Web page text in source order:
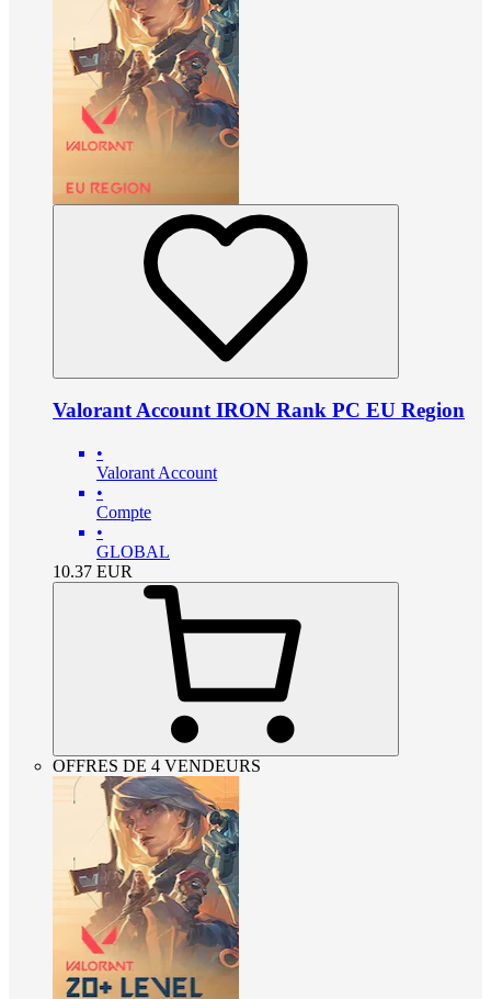
Valorant Account IRON Rank PC EU Region
•
Valorant Account
•
Compte
•
GLOBAL
10.37 EUR
OFFRES DE 4 VENDEURS